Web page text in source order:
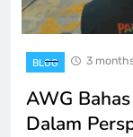
BLOG 3
AWG
Dalam